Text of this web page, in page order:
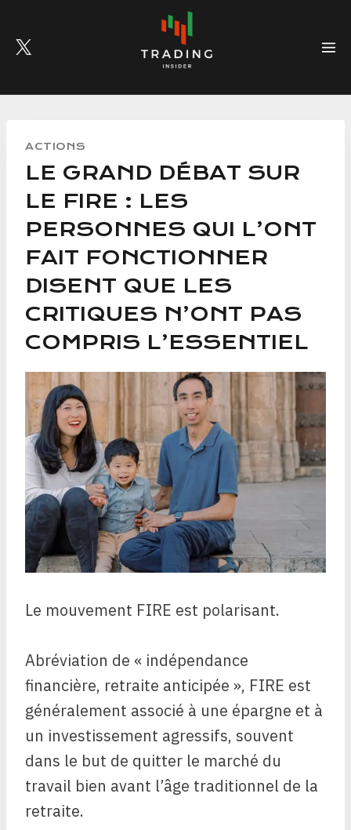
content
ACTIONS
LE GRAND DÉBAT SUR
LE FIRE : LES
PERSONNES QUI L’ONT
FAIT FONCTIONNER
DISENT QUE LES
CRITIQUES N’ONT PAS
COMPRIS L’ESSENTIEL
Le mouvement FIRE est polarisant.
Abréviation de « indépendance
financière, retraite anticipée », FIRE est
généralement associé à une épargne et à
un investissement agressifs, souvent
dans le but de quitter le marché du
travail bien avant l’âge traditionnel de la
retraite.